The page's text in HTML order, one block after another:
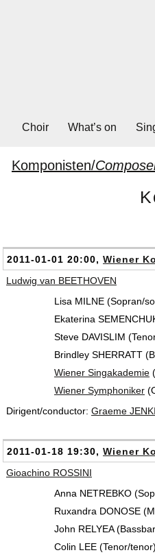
Choir What’s on
Komponisten/
2011-01-01 20:00, Wiener
Ludwig van BEETHOVEN
Lisa MILNE (Sopran/
Ekaterina
Steve DAVISLIM
Brindley SHERRATT
Wiener Singakademie
Wiener Symphoniker
Dirigent/conductor: Graeme
2011-01-18 19:30, Wiener
Gioachino ROSSINI
Anna NETREBKO
Ruxandra DONOSE
John RELYEA
Colin LEE (Tenor/tenor)